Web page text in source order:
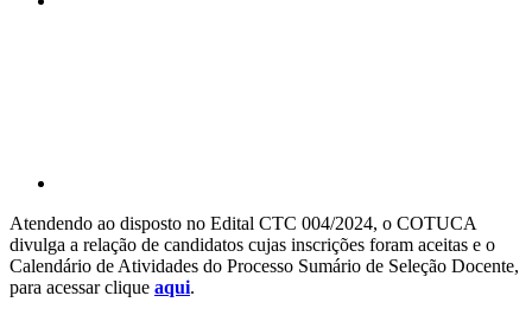
Atendendo ao disposto no Edital CTC 004/2024, o COTUCA
divulga a relação de candidatos cujas inscrições foram aceitas e o
Calendário de Atividades do Processo Sumário de Seleção Docente,
para acessar clique aqui.